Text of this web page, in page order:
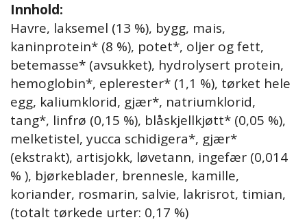
Innhold:
Havre, laksemel (13 %), bygg, mais,
kaninprotein* (8 %), potet*, oljer og fett,
betemasse* (avsukket), hydrolysert protein,
hemoglobin*, eplerester* (1,1 %), tørket hele
egg, kaliumklorid, gjær*, natriumklorid,
tang*, linfrø (0,15 %), blåskjellkjøtt* (0,05 %),
melketistel, yucca schidigera*, gjær*
(ekstrakt), artisjokk, løvetann, ingefær (0,014
% ), bjørkeblader, brennesle, kamille,
koriander, rosmarin, salvie, lakrisrot, timian,
(totalt tørkede urter: 0,17 %)